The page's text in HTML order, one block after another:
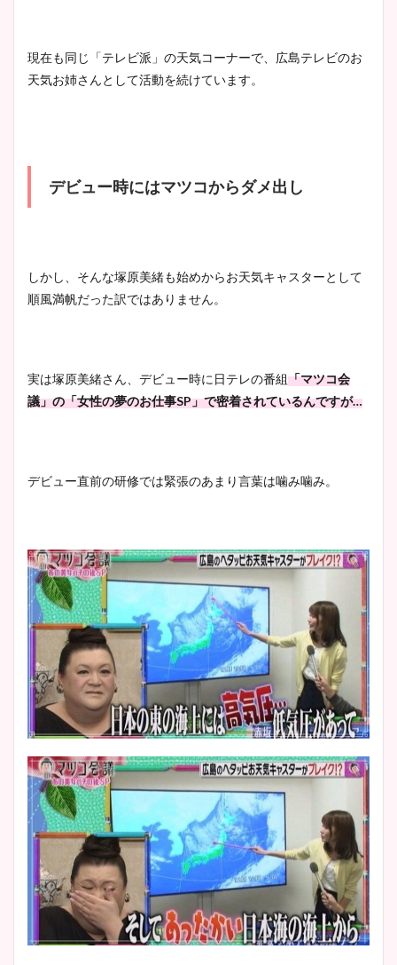
現在も同じ「テレビ派」の天気コーナーで、広島テレビのお
天気お姉さんとして活動を続けています。
デビュー時にはマツコからダメ出し
しかし、そんな塚原美緒も始めからお天気キャスターとして
順風満帆だった訳ではありません。
実は塚原美緒さん、デビュー時に日テレの番組「マツコ会
議」の「女性の夢のお仕事SP」で密着されているんですが…
デビュー直前の研修では緊張のあまり言葉は噛み噛み。